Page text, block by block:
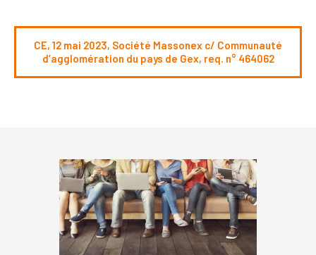
CE, 12 mai 2023, Société Massonex c/ Communauté
d’agglomération du pays de Gex, req. n° 464062